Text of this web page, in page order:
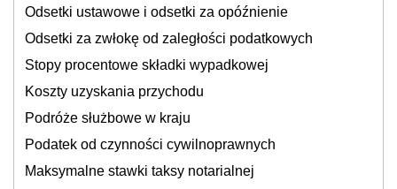
Odsetki ustawowe i odsetki za opóźnienie
Odsetki za zwłokę od zaległości podatkowych
Stopy procentowe składki wypadkowej
Koszty uzyskania przychodu
Podróże służbowe w kraju
Podatek od czynności cywilnoprawnych
Maksymalne stawki taksy notarialnej